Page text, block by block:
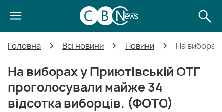
Головна Всі новини Новини На
На виборах у Приютівській ОТГ
проголосували майже 34
відсотка виборців. (ФОТО)